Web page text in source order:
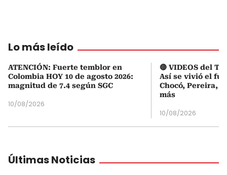
Lo más leído
ATENCIÓN: Fuerte temblor en
Colombia HOY 10 de agosto 2026:
magnitud de 7.4 según SGC
10/08/2026
🔴 VIDEOS del
Así se vivió el
Chocó, Pereira,
más
10/08/2026
Últimas Noticias